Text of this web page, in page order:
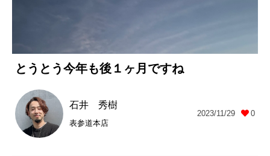
とうとう今年も後１ヶ月ですね
石井 秀樹
表参道本店
2023/11/29 0